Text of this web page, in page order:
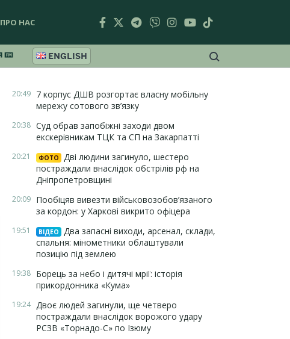
ПРО НАС
ENGLISH
20:49 7 корпус ДШВ розгортає власну мобільну
мережу сотового зв’язку
20:38 Суд обрав запобіжні заходи двом
екскерівникам ТЦК та СП на Закарпатті
20:21 ФОТО
Дві людини загинуло, шестеро
постраждали внаслідок обстрілів рф на
Дніпропетровщині
20:09 Пообіцяв вивезти військовозобов’язаного
за кордон: у Харкові викрито офіцера
19:51 ВІДЕО
Два запасні виходи, арсенал, склади,
спальня: мінометники облаштували
позицію під землею
19:38 Борець за небо і дитячі мрії: історія
прикордонника «Кума»
19:24 Двоє людей загинули, ще четверо
постраждали внаслідок ворожого удару
РСЗВ «Торнадо-С» по Ізюму